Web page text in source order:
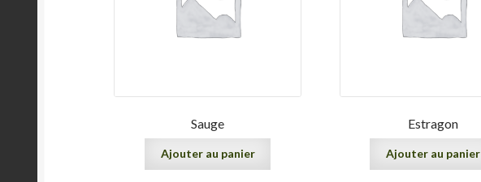
Sauge
Ajouter au panier
Estragon
Ajouter au panier